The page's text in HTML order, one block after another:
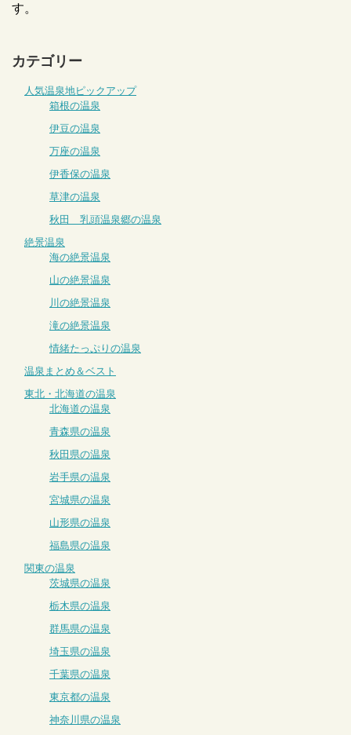
す。
カテゴリー
人気温泉地ピックアップ
箱根の温泉
伊豆の温泉
万座の温泉
伊香保の温泉
草津の温泉
秋田 乳頭温泉郷の温泉
絶景温泉
海の絶景温泉
山の絶景温泉
川の絶景温泉
滝の絶景温泉
情緒たっぷりの温泉
温泉まとめ＆ベスト
東北・北海道の温泉
北海道の温泉
青森県の温泉
秋田県の温泉
岩手県の温泉
宮城県の温泉
山形県の温泉
福島県の温泉
関東の温泉
茨城県の温泉
栃木県の温泉
群馬県の温泉
埼玉県の温泉
千葉県の温泉
東京都の温泉
神奈川県の温泉